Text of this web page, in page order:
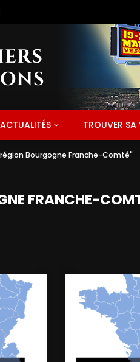
ACTUALITÉS TROUVER SA
région Bourgogne Franche-Comté"
FRANCHE-